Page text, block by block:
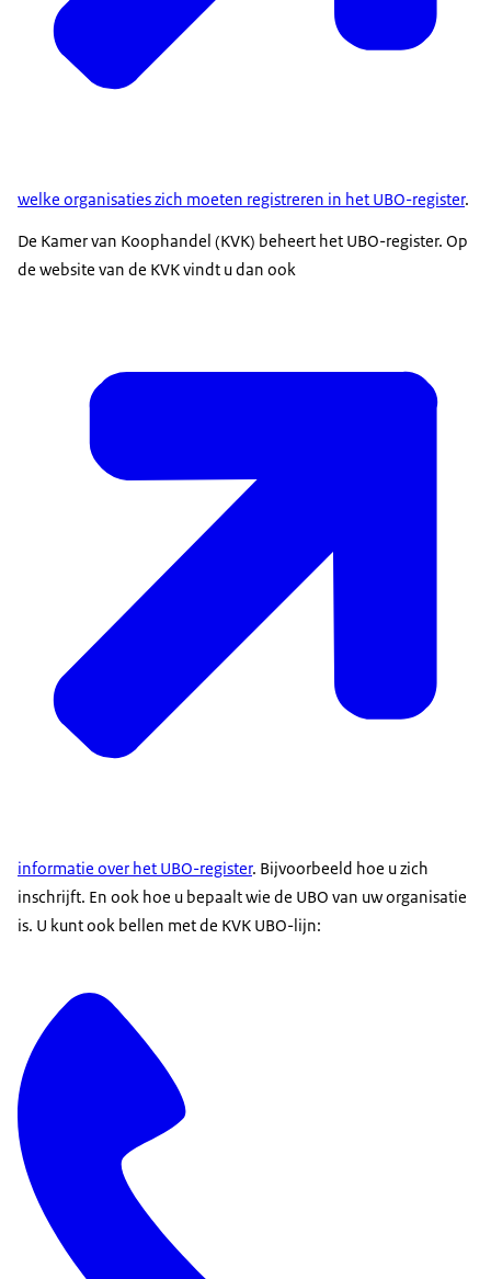
welke organisaties zich moeten registreren in het UBO-register.
De Kamer van Koophandel (KVK) beheert het UBO-register. Op
de website van de KVK vindt u dan ook
informatie over het UBO-register. Bijvoorbeeld hoe u zich
inschrijft. En ook hoe u bepaalt wie de UBO van uw organisatie
is. U kunt ook bellen met de KVK UBO-lijn: